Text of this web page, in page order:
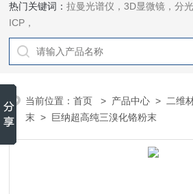
热门关键词：拉曼光谱仪，3D显微镜，分
ICP，
当前位置：首页 > 产品中心 > 二维
末 > 巨纳超高纯三溴化铬粉末